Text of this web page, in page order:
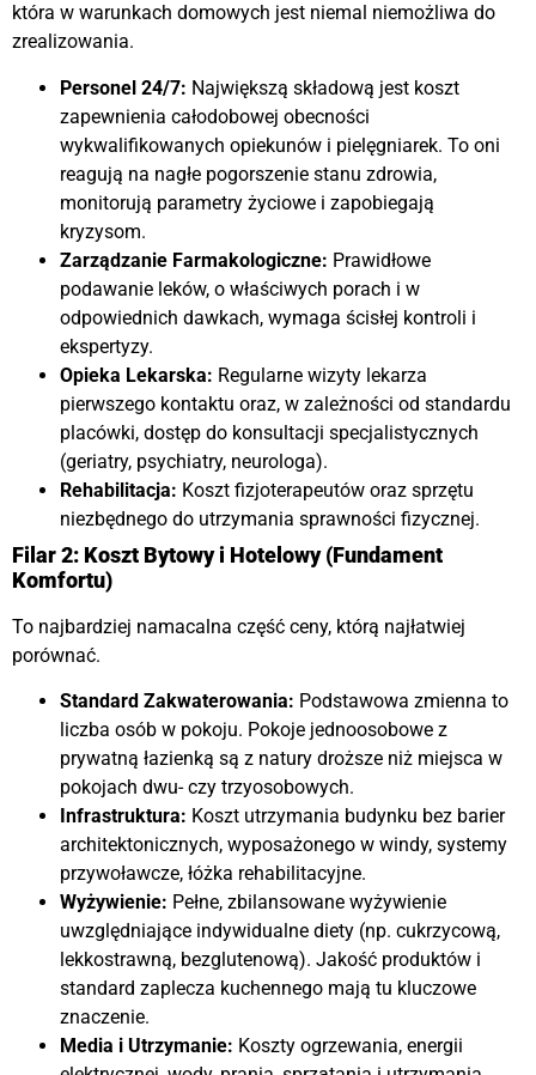
która w warunkach domowych jest niemal niemożliwa do
zrealizowania.
Personel 24/7: Największą składową jest koszt
zapewnienia całodobowej obecności
wykwalifikowanych opiekunów i pielęgniarek. To oni
reagują na nagłe pogorszenie stanu zdrowia,
monitorują parametry życiowe i zapobiegają
kryzysom.
Zarządzanie Farmakologiczne: Prawidłowe
podawanie leków, o właściwych porach i w
odpowiednich dawkach, wymaga ścisłej kontroli i
ekspertyzy.
Opieka Lekarska: Regularne wizyty lekarza
pierwszego kontaktu oraz, w zależności od standardu
placówki, dostęp do konsultacji specjalistycznych
(geriatry, psychiatry, neurologa).
Rehabilitacja: Koszt fizjoterapeutów oraz sprzętu
niezbędnego do utrzymania sprawności fizycznej.
Filar 2: Koszt Bytowy i Hotelowy (Fundament
Komfortu)
To najbardziej namacalna część ceny, którą najłatwiej
porównać.
Standard Zakwaterowania: Podstawowa zmienna to
liczba osób w pokoju. Pokoje jednoosobowe z
prywatną łazienką są z natury droższe niż miejsca w
pokojach dwu- czy trzyosobowych.
Infrastruktura: Koszt utrzymania budynku bez barier
architektonicznych, wyposażonego w windy, systemy
przywoławcze, łóżka rehabilitacyjne.
Wyżywienie: Pełne, zbilansowane wyżywienie
uwzględniające indywidualne diety (np. cukrzycową,
lekkostrawną, bezglutenową). Jakość produktów i
standard zaplecza kuchennego mają tu kluczowe
znaczenie.
Media i Utrzymanie: Koszty ogrzewania, energii